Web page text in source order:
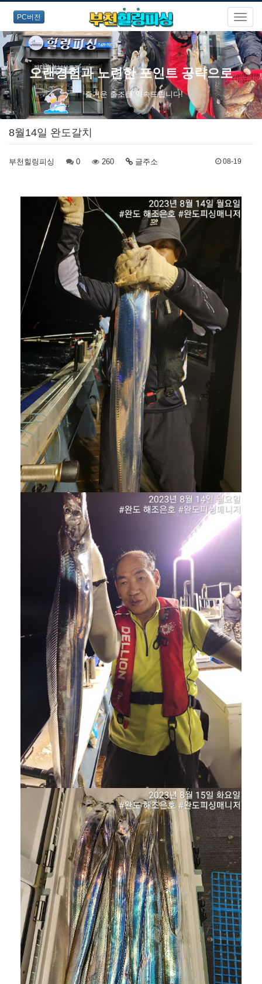
PC버전
오랜경험과 노련한 포인트 공략으로
즐거운 출조를 약속드립니다!
8월14일 완도갈치
부천힐링피싱 0 260 글주소 08-19